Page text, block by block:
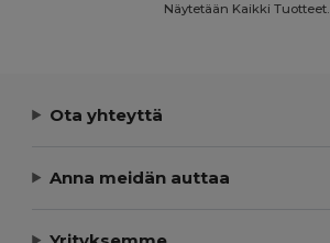
Näytetään Kaikki Tuotteet.
Ota yhteyttä
Anna meidän auttaa